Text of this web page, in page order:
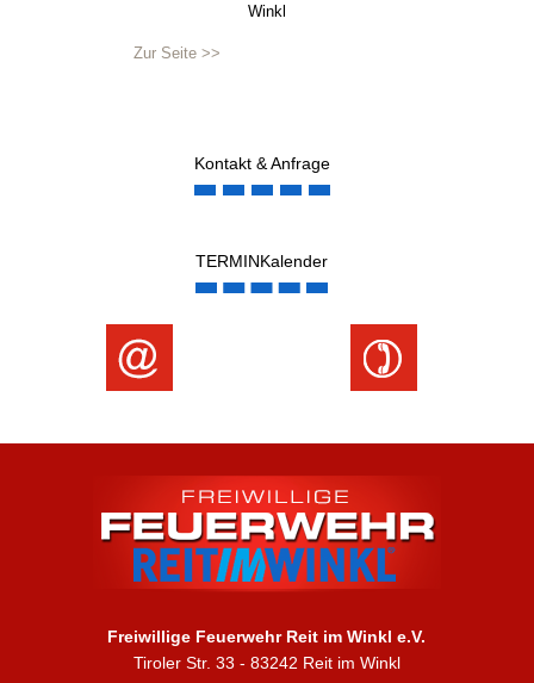
Winkl
Zur Seite >>
Kontakt & Anfrage
TERMINKalender
Freiwillige Feuerwehr Reit im Winkl e.V.
Tiroler Str. 33 - 83242 Reit im Winkl